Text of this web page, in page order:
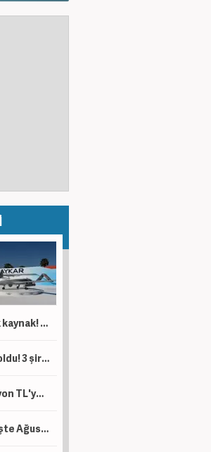
Esnafa 7,5 milyar liralık kaynak! 'Kesintisiz bir şekilde desteklemeye devam'
Borsanın devleri belli oldu! 3 şirketin piyasa değeri 1 trilyon lirayı aştı
Bakan duyurdu: 6,5 milyon TL'ye kadar destek sağlanacak!
İndirim için yarıştılar! İşte Ağustos ayı kampanyalı sıfır otomobil fiyatları!